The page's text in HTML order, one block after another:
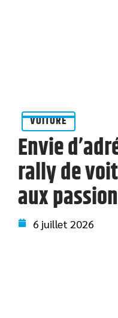
VOITURE
Envie
rally de
aux
6 juillet 2026